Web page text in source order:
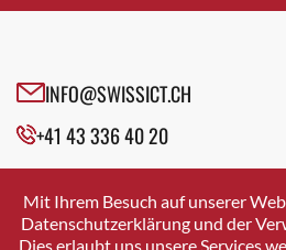
Cazis
Crissier
Davos Platz
Dierikon
Dietikon
INFO@SWISSICT.CH
+41 43 336 40 20
SWISSICT
VULKANSTRASSE 120
8048 ZURICH
Mit Ihrem Besuch auf unserer
Datenschutzerklärung und der
Dies erlaubt uns unsere Services